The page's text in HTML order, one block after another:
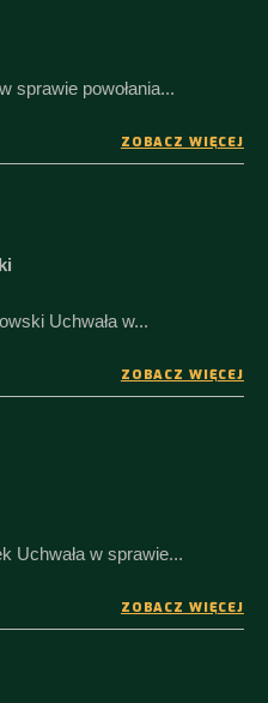
sprawie powołania...
ZOBACZ WIĘCEJ
Uchwała w...
ZOBACZ WIĘCEJ
Uchwała w sprawie...
ZOBACZ WIĘCEJ